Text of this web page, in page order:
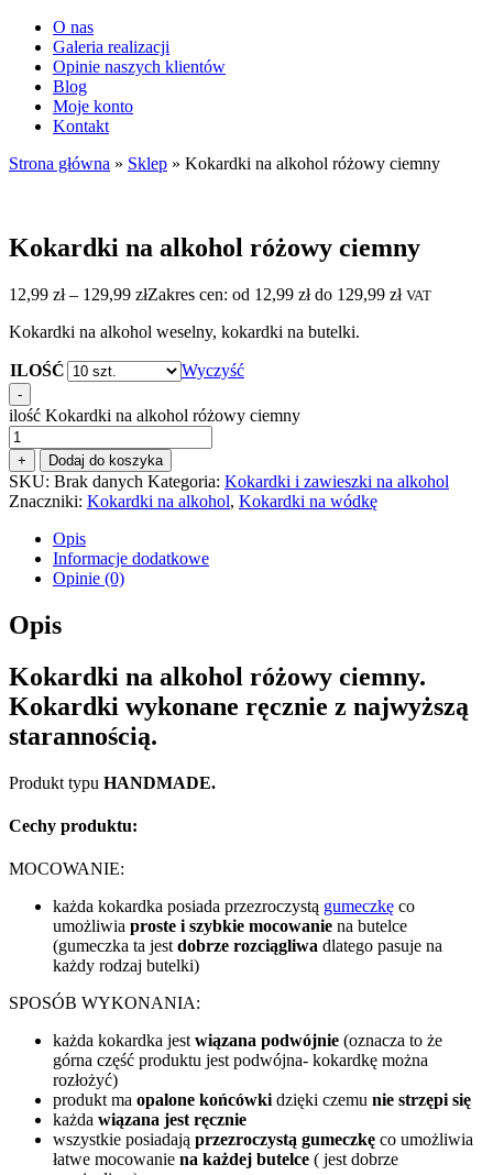
O nas
Galeria realizacji
Opinie naszych klientów
Blog
Moje konto
Kontakt
Strona główna » Sklep » Kokardki na alkohol różowy ciemny
Kokardki na alkohol różowy ciemny
12,99 zł – 129,99 złZakres cen: od 12,99 zł do 129,99 zł VAT
Kokardki na alkohol weselny, kokardki na butelki.
ILOŚĆ Wyczyść
-
ilość Kokardki na alkohol różowy ciemny
+ Dodaj do koszyka
SKU: Brak danych Kategoria: Kokardki i zawieszki na alkohol
Znaczniki: Kokardki na alkohol, Kokardki na wódkę
Opis
Informacje dodatkowe
Opinie (0)
Opis
Kokardki na alkohol różowy ciemny.
Kokardki wykonane ręcznie z najwyższą
starannością.
Produkt typu HANDMADE.
Cechy produktu:
MOCOWANIE:
każda kokardka posiada przezroczystą gumeczkę co
umożliwia proste i szybkie mocowanie na butelce
(gumeczka ta jest dobrze rozciągliwa dlatego pasuje na
każdy rodzaj butelki)
SPOSÓB WYKONANIA:
każda kokardka jest wiązana podwójnie (oznacza to że
górna część produktu jest podwójna- kokardkę można
rozłożyć)
produkt ma opalone końcówki dzięki czemu nie strzępi się
każda wiązana jest ręcznie
wszystkie posiadają przezroczystą gumeczkę co umożliwia
łatwe mocowanie na każdej butelce ( jest dobrze